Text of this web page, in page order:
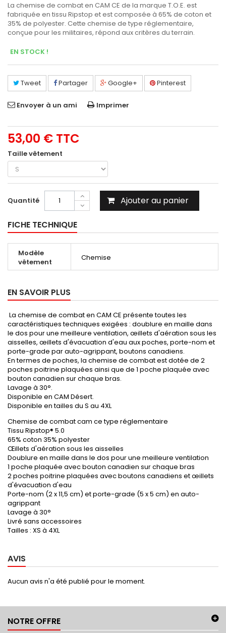
La chemise de combat en CAM CE de la marque T.O.E. est
fabriquée en tissu Ripstop et est composée à 65% de coton et
35% de polyester. Cette chemise de type réglementaire,
conçue pour les militaires, répond aux critères du terrain.
EN STOCK !
Tweet Partager Google+ Pinterest
Envoyer à un ami Imprimer
53,00 € TTC
Taille vêtement
Quantité Ajouter au panier
FICHE TECHNIQUE
Modèle
vêtement
Chemise
EN SAVOIR PLUS
La chemise de combat en CAM CE présente toutes les
caractéristiques techniques exigées : doublure en maille dans
le dos pour une meilleure ventilation, œillets d'aération sous les
aisselles, œillets d'évacuation d'eau aux poches, porte-nom et
porte-grade par auto-agrippant, boutons canadiens.
En termes de poches, la chemise de combat est dotée de 2
poches poitrine plaquées ainsi que de 1 poche plaquée avec
bouton canadien sur chaque bras.
Lavage à 30°.
Disponible en CAM Désert.
Disponible en tailles du S au 4XL
Chemise de combat cam ce type réglementaire
Tissu Ripstop® 5.0
65% coton 35% polyester
Œillets d'aération sous les aisselles
Doublure en maille dans le dos pour une meilleure ventilation
1 poche plaquée avec bouton canadien sur chaque bras
2 poches poitrine plaquées avec boutons canadiens et œillets
d'évacuation d'eau
Porte-nom (2 x 11,5 cm) et porte-grade (5 x 5 cm) en auto-
agrippant
Lavage à 30°
Livré sans accessoires
Tailles : XS à 4XL
AVIS
Aucun avis n'a été publié pour le moment.
NOTRE OFFRE